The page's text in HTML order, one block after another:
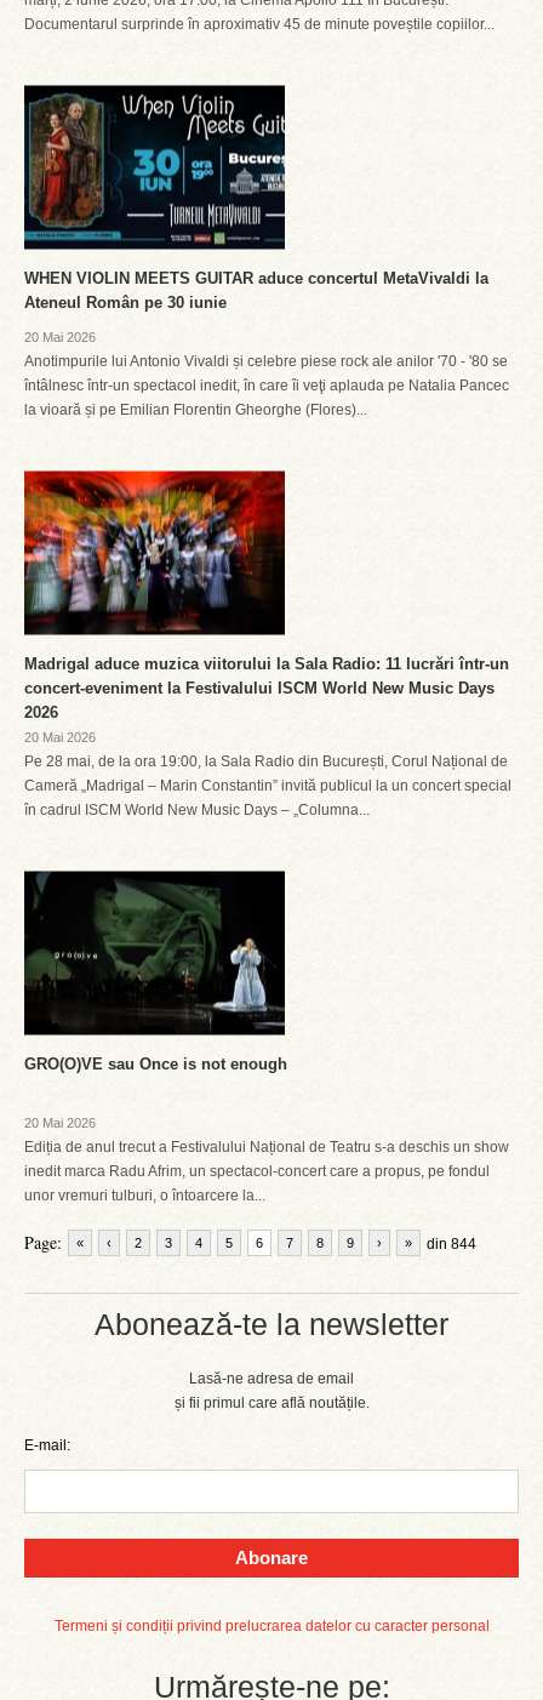
Abonează-te la newsletter
Lasă-ne adresa de email
și fii primul care află noutățile.
E-mail:
Abonare
Termeni și condiții privind prelucrarea datelor cu caracter personal
Urmărește-ne pe:
Documentarul surprinde în aproximativ 45 de minute poveștile copiilor...
WHEN VIOLIN MEETS GUITAR aduce concertul MetaVivaldi la
Ateneul Român pe 30 iunie
20 Mai 2026
Anotimpurile lui Antonio Vivaldi și celebre piese rock ale anilor '70 - '80 se
întâlnesc într-un spectacol inedit, în care îi veţi aplauda pe Natalia Pancec
la vioară și pe Emilian Florentin Gheorghe (Flores)...
Madrigal aduce muzica viitorului la Sala Radio: 11 lucrări într-un
concert-eveniment la Festivalului ISCM World New Music Days
2026
20 Mai 2026
Pe 28 mai, de la ora 19:00, la Sala Radio din București, Corul Național de
Cameră „Madrigal – Marin Constantin” invită publicul la un concert special
în cadrul ISCM World New Music Days – „Columna...
GRO(O)VE sau Once is not enough
20 Mai 2026
Ediția de anul trecut a Festivalului Național de Teatru s-a deschis un show
inedit marca Radu Afrim, un spectacol-concert care a propus, pe fondul
unor vremuri tulburi, o întoarcere la...
Page: « ‹ 2 3 4 5 6 7 8 9 din 844
› »